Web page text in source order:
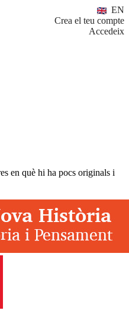
EN
Crea el teu compte
Accedeix
en què hi ha pocs originals i